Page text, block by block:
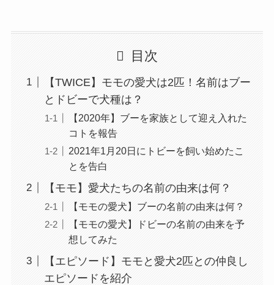
目次
【TWICE】モモの愛犬は2匹！名前はブー
とドビーで犬種は？
【2020年】ブーを家族として迎え入れた
コトを報告
2021年1月20日にトビーを飼い始めたこ
とを告白
【モモ】愛犬たちの名前の由来は何？
【モモの愛犬】ブーの名前の由来は何？
【モモの愛犬】ドビーの名前の由来を予
想してみた
【エピソード】モモと愛犬2匹との仲良し
エピソードを紹介